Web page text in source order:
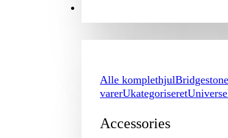
Alle komplethjul
varerUkategoriseret
Accessories